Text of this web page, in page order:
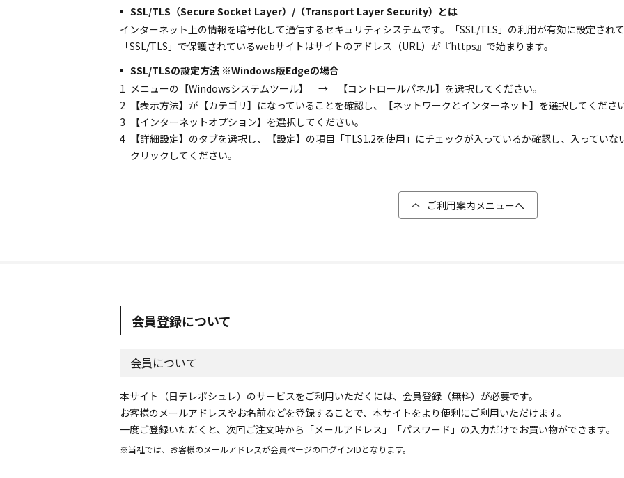
SSL/TLS（Secure Socket Layer）/（Transport Layer Security）とは
インターネット上の情報を暗号化して通信するセキュリティシステムです。「SSL/TLS」の利用が有効に設定され
「SSL/TLS」で保護されているwebサイトはサイトのアドレス（URL）が『https』で始まります。
SSL/TLSの設定方法 ※Windows版Edgeの場合
1 メニューの【Windowsシステムツール】 → 【コントロールパネル】を選択してください。
2
【表示方法】が【カテゴリ】になっていることを確認し、【ネットワークとインターネット】を選択してください
3
【インターネットオプション】を選択してください。
4
【詳細設定】のタブを選択し、【設定】の項目「TLS1.2を使用」にチェックが入っているか確認し、入ってい
クリックしてください。
ご利用案内メニューへ
会員登録について
会員について
本サイト（日テレポシュレ）のサービスをご利用いただくには、会員登録（無料）が必要です。
お客様のメールアドレスやお名前などを登録することで、本サイトをより便利にご利用いただけます。
一度ご登録いただくと、次回ご注文時から「メールアドレス」「パスワード」の入力だけでお買い物ができます。
※当社では、お客様のメールアドレスが会員ページのログインIDとなります。